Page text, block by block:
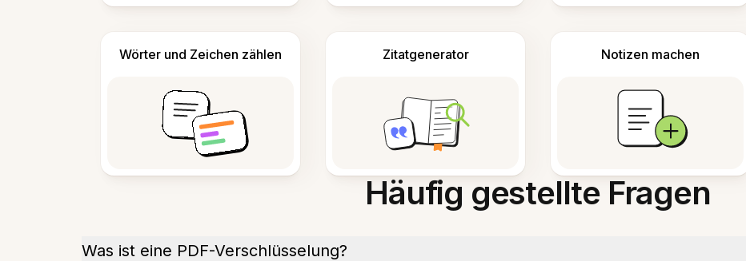
Wörter und Zeichen zählen Zitatgenerator Notizen machen
Häufig gestellte Fragen
Was ist eine PDF-Verschlüsselung?